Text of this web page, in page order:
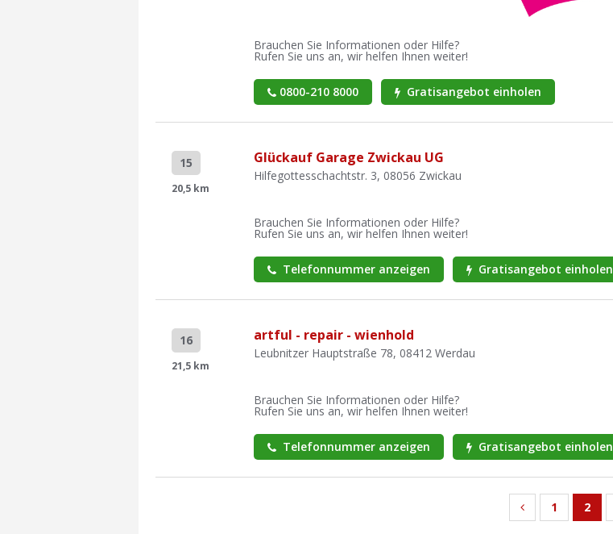
Brauchen Sie Informationen oder Hilfe?
Rufen Sie uns an, wir helfen Ihnen weiter!
0800-210 8000 Gratisangebot einholen
15
20,5 km
Glückauf Garage Zwickau UG
Hilfegottesschachtstr. 3, 08056 Zwickau
Brauchen Sie Informationen oder Hilfe?
Rufen Sie uns an, wir helfen Ihnen weiter!
Telefonnummer anzeigen Gratisangebot einholen
16
21,5 km
artful - repair - wienhold
Leubnitzer Hauptstraße 78, 08412 Werdau
Brauchen Sie Informationen oder Hilfe?
Rufen Sie uns an, wir helfen Ihnen weiter!
Telefonnummer anzeigen Gratisangebot einholen
1 2